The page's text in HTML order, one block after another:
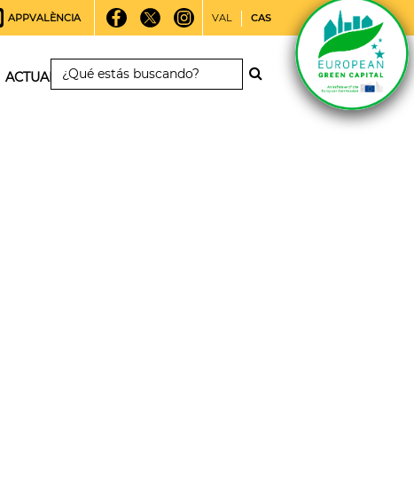
APPVALÈNCIA VAL CAS
ACTUALIDAD